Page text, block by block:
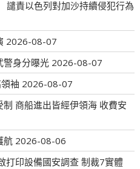
責以色列對加沙持續侵犯行為
2026-08-07
警身分曝光 2026-08-07
袖 2026-08-07
商船進出皆經伊領海 收費安
航 2026-08-06
打印設備國安調查 制裁7實體